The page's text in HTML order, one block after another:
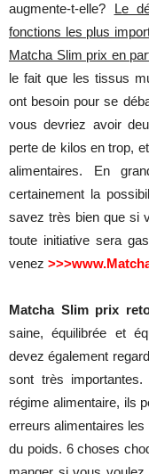
augmente-t-elle? Le
fonctions les plus
Matcha Slim prix en
le fait que les tissus
ont besoin pour se
vousdevriez avoir
perte de kilos en trop,
alimentaires. En
certainement la
savez très bien que si
toute initiative sera
venez
Matcha Slim prix
saine,équilibrée et
devez également
sont très importantes.
régime alimentaire, ils
erreurs alimentaires les
du poids. 6choses